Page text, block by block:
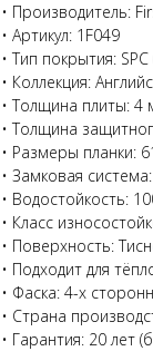
• Производитель:
• Артикул: 1F049
• Тип покрытия:
• Коллекция:
• Толщина плиты: 4
• Толщина
• Размеры планки:
• Замковая
• Водостойкость:
• Класс
• Поверхность:
• Подходит для
• Фаска: 4-х
• Страна
• Гарантия: 20 лет